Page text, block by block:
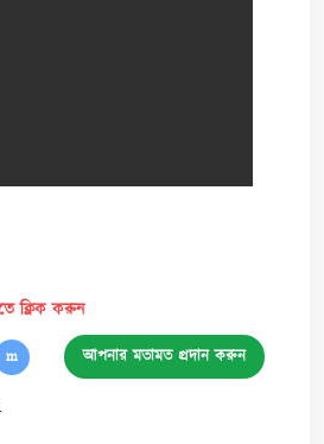
ক্লিক করুন
m আপনার মতামত প্রদান করুন